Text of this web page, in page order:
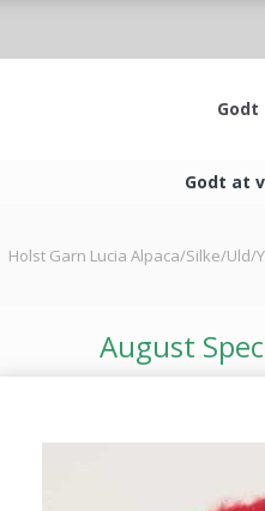
Godt at
Holst Garn Lucia Alpaca/Silke/Uld/
August